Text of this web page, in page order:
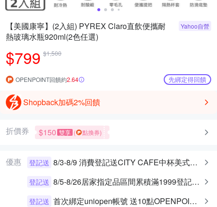
【美國康寧】(2入組) PYREX Claro直飲便攜耐
熱玻璃水瓶920ml(2色任選)
$799 $1,500
Yahoo自營
OPENPOINT回饋約2.64 先綁定得回饋
Shopback加碼2%回饋
折價券 $150 雙享 ( 點換券)
優惠 登記送 8/3-8/9 消費登記送CITY CAFE中杯美式乙杯
登記送 8/5-8/26居家指定品區間累積滿1999登記送10%OP點數 (回饋上限300)
登記送 首次綁定uniopen帳號 送10點OPENPOINT+統一布丁一個